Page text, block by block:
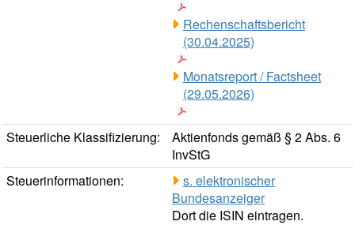
Rechenschaftsbericht
(30.04.2025)
Monatsreport / Factsheet
(29.05.2026)
Steuerliche Klassifizierung:
Aktienfonds gemäß § 2 Abs. 6
InvStG
Steuerinformationen:
s. elektronischer
Bundesanzeiger
Dort die ISIN eintragen.